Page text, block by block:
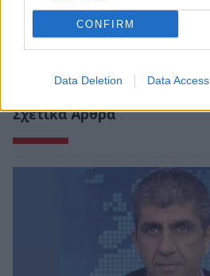
CONFIRM
Data Deletion Data Access
Σχετικά Άρθρα